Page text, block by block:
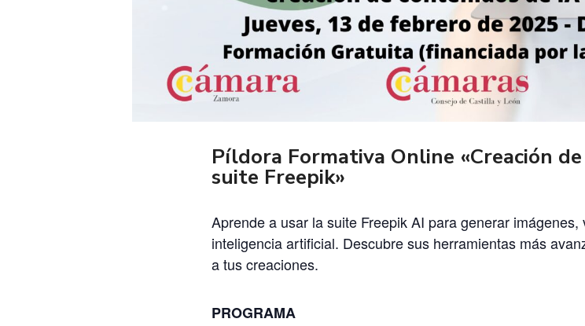
Píldora Formativa Online «Creación
suite Freepik»
Aprende a usar la suite Freepik AI para generar
inteligencia artificial. Descubre sus herramientas más
a tus creaciones.
PROGRAMA